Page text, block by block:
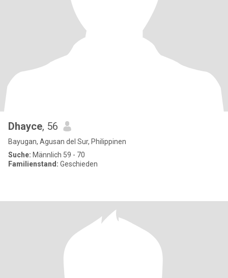
Dhayce, 56
Bayugan, Agusan del Sur, Philippinen
Suche: Männlich 59 - 70
Familienstand: Geschieden